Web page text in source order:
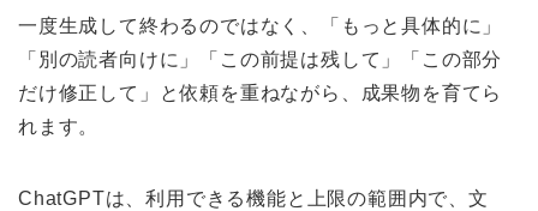
一度生成して終わるのではなく、「もっと具体的に」
「別の読者向けに」「この前提は残して」「この部分
だけ修正して」と依頼を重ねながら、成果物を育てら
れます。
ChatGPTは、利用できる機能と上限の範囲内で、文